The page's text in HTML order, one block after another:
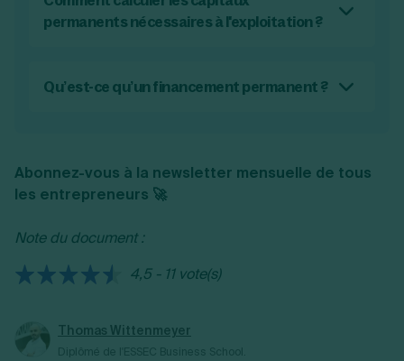
Les provisions réglementées ;
les provisions réglementées ;
les subventions d’investissement ;
permanents nécessaires à l'exploitation ?
Capitaux permanents = Capitaux propres
Capitaux permanents = Fonds de
roulement + Actif immobilisé net.
Qu’est-ce qu’un financement permanent ?
Ces dernières comprennent les provisions,
les amortissements et le retour à nouveau.
permanents ou dans les capitaux provisoires
Abonnez-vous à la newsletter mensuelle de tous
les entrepreneurs 🚀
Note du document :
4,5 - 11 vote(s)
Thomas Wittenmeyer